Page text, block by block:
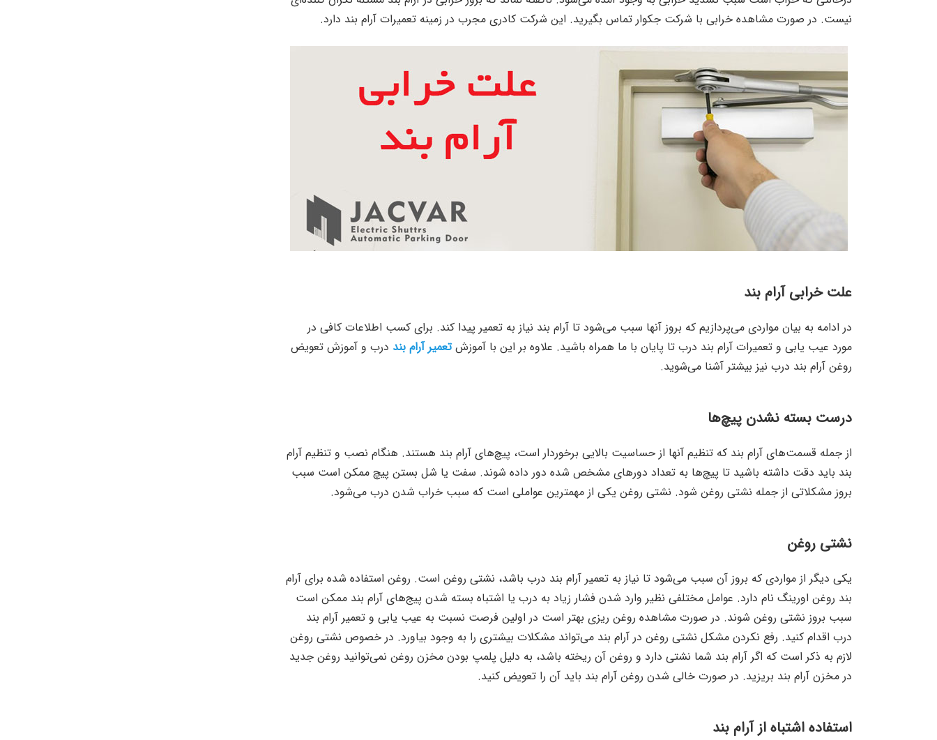
نیست. در صورت مشاهده خرابی با شرکت جکوار تماس بگیرید. این شرکت کادری مجرب در زمینه تعمیرات آرام بند دارد.
علت خرابی آرام بند
در ادامه به بیان مواردی می‌پردازیم که بروز آنها سبب می‌شود تا آرام بند نیاز به تعمیر پیدا کند. برای کسب اطلاعات کافی در
مورد عیب یابی و تعمیرات آرام بند درب تا پایان با ما همراه باشید‌. علاوه بر این با آموزشتعمیر آرام بند درب و آموزش تعویض
روغن آرام بند درب نیز بیشتر آشنا می‌شوید‌.
درست بسته نشدن پیچ‌ها
از جمله قسمت‌های آرام بند که تنظیم آنها از حساسیت بالایی برخوردار است، پیچ‌های آرام بند هستند. هنگام نصب و تنظیم آرام
بند باید دقت داشته باشید تا پیچ‌ها به تعداد دورهای مشخص شده دور داده شوند. سفت یا شل بستن پیچ ممکن است سبب
بروز مشکلاتی از جمله نشتی روغن شود. نشتی روغن یکی از مهمترین عواملی است که سبب خراب شدن درب می‌شود.
نشتی روغن
یکی دیگر از مواردی که بروز آن سبب می‌شود تا نیاز به تعمیر آرام بند درب باشد، نشتی روغن است. روغن استفاده شده برای آرام
بند روغن اورینگ نام دارد. عوامل مختلفی نظیر وارد شدن فشار زیاد به درب یا اشتباه بسته شدن پیج‌های آرام بند ممکن است
سبب بروز نشتی روغن شوند. در صورت مشاهده روغن ریزی بهتر است در اولین فرصت نسبت به عیب یابی و تعمیر آرام بند
درب اقدام کنید. رفع نکردن مشکل نشتی روغن در آرام بند می‌تواند مشکلات بیشتری را به وجود بیاورد. در خصوص نشتی روغن
لازم به ذکر است که اگر آرام بند شما نشتی دارد و روغن آن ریخته باشد، به دلیل پلمپ بودن مخزن روغن نمی‌توانید روغن جدید
در مخزن آرام بند بریزید. در صورت خالی شدن روغن آرام بند باید آن را تعویض کنید.
استفاده اشتباه از آرام بند